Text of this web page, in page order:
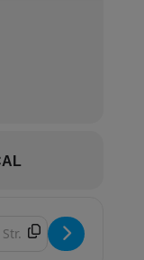
Abendgruppe
- TaKeTiNa